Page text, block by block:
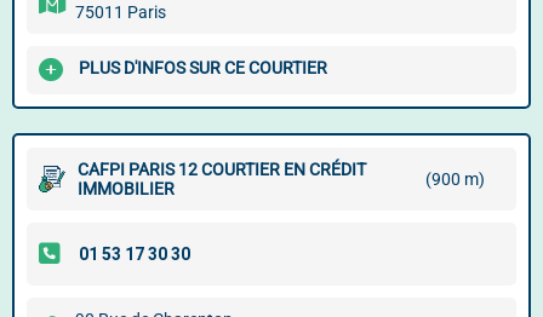
75011 Paris
PLUS D'INFOS SUR CE COURTIER
CAFPI PARIS 12 COURTIER EN CRÉDIT
IMMOBILIER
(900 m)